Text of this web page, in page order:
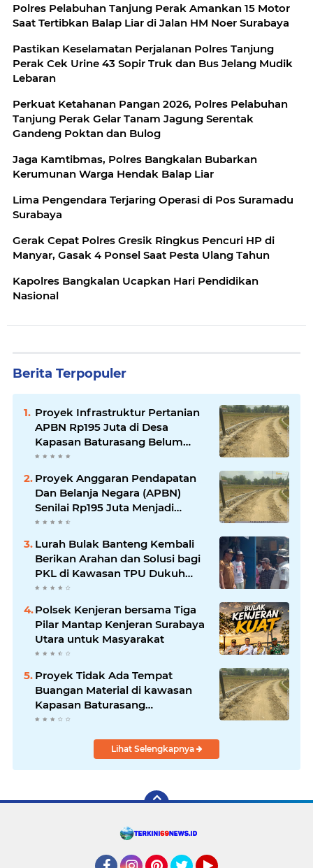
Polres Pelabuhan Tanjung Perak Amankan 15 Motor
Saat Tertibkan Balap Liar di Jalan HM Noer Surabaya
Pastikan Keselamatan Perjalanan Polres Tanjung
Perak Cek Urine 43 Sopir Truk dan Bus Jelang Mudik
Lebaran
Perkuat Ketahanan Pangan 2026, Polres Pelabuhan
Tanjung Perak Gelar Tanam Jagung Serentak
Gandeng Poktan dan Bulog
Jaga Kamtibmas, Polres Bangkalan Bubarkan
Kerumunan Warga Hendak Balap Liar
Lima Pengendara Terjaring Operasi di Pos Suramadu
Surabaya
Gerak Cepat Polres Gresik Ringkus Pencuri HP di
Manyar, Gasak 4 Ponsel Saat Pesta Ulang Tahun
Kapolres Bangkalan Ucapkan Hari Pendidikan
Nasional
Berita Terpopuler
Proyek Infrastruktur Pertanian
APBN Rp195 Juta di Desa
Kapasan Baturasang Belum
Temui Titik Terang, Warga Minta
Pemkab Sampang Bertindak
Proyek Anggaran Pendapatan
Dan Belanja Negara (APBN)
Senilai Rp195 Juta Menjadi
Amburadul
Lurah Bulak Banteng Kembali
Berikan Arahan dan Solusi bagi
PKL di Kawasan TPU Dukuh
Bulak Banteng Surabaya
Polsek Kenjeran bersama Tiga
Pilar Mantap Kenjeran Surabaya
Utara untuk Masyarakat
Proyek Tidak Ada Tempat
Buangan Material di kawasan
Kapasan Baturasang
Dikeluhkan Warga, Material
MembahayakanLihat Selengkapnya